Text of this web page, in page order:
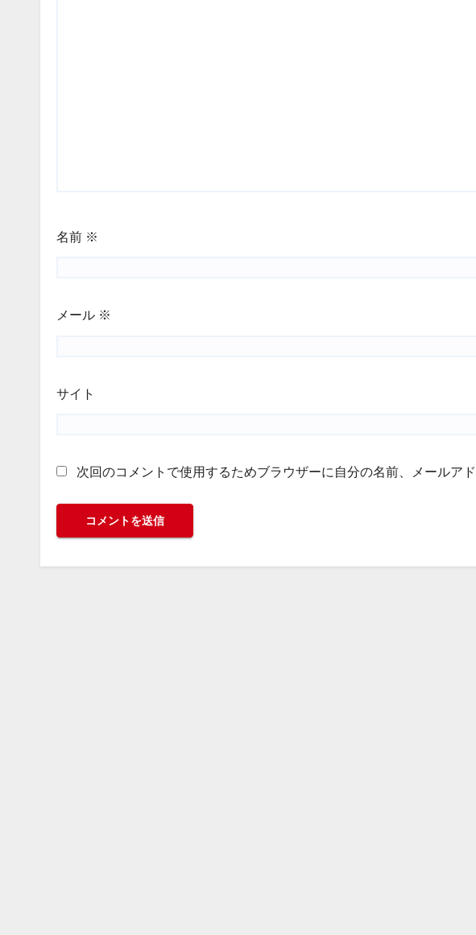
名前 ※
メール ※
サイト
次回のコメントで使用するためブラウザーに自分の名前、メールア